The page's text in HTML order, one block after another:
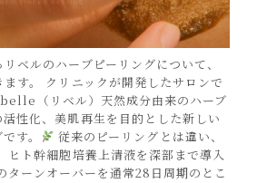
ベルのハーブピーリングについて、
す。 クリニックが開発したサロンで
（リベル）天然成分由来のハーブ
性化、美肌再生を目的とした新しい
す。
従来のピーリングとは違い、
ヒト幹細胞培養上清液を深部まで導入
ターンオーバーを通常28日周期のとこ